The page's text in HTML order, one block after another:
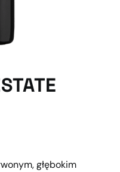
głębokim